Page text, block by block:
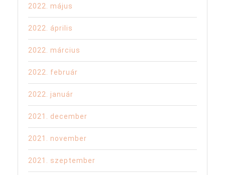
2022. május
2022. április
2022. március
2022. február
2022. január
2021. december
2021. november
2021. szeptember